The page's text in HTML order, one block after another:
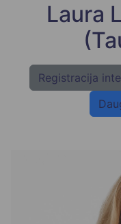
Laura
Registracija